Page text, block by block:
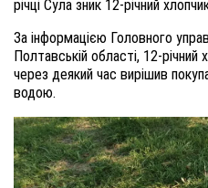
річці Сула зник 12-річний
За інформацією Головного
Полтавській області, 12-річний
через деякий час вирішив
водою.